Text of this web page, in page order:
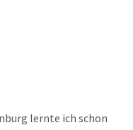
lernte ich schon